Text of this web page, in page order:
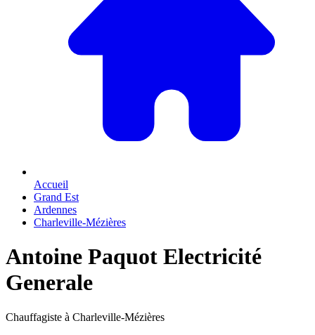
Accueil
Grand Est
Ardennes
Charleville-Mézières
Antoine Paquot Electricité
Generale
Chauffagiste à Charleville-Mézières